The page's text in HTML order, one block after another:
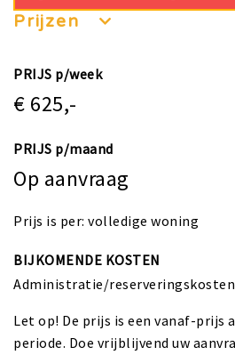
Prijzen
PRIJS p/week
€ 625,-
PRIJS p/maand
Op aanvraag
Prijs is per: volledige woning
BIJKOMENDE KOSTEN
Administratie/reserveringskosten:
Let op! De prijs is een vanaf-prijs
periode. Doe vrijblijvend uw